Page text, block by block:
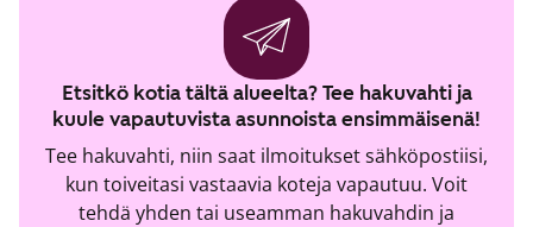
Etsitkö kotia tältä alueelta? Tee hakuvahti ja
kuule vapautuvista asunnoista ensimmäisenä!
Tee hakuvahti, niin saat ilmoitukset sähköpostiisi,
kun toiveitasi vastaavia koteja vapautuu. Voit
tehdä yhden tai useamman hakuvahdin ja